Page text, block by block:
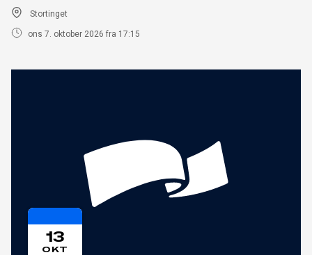
Stortinget
ons 7. oktober 2026 fra 17:15
13
OKT